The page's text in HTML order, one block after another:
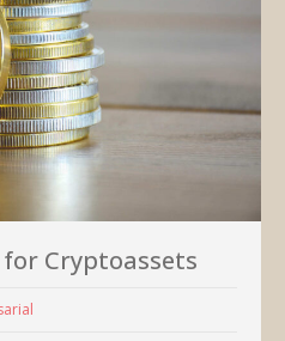
Cryptoassets